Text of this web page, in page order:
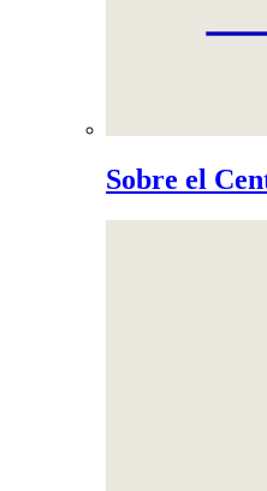
Sobre el